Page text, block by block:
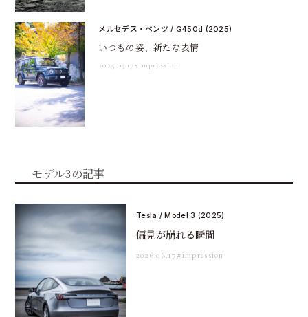
メルセデス・ベンツ / G450d (2025)
いつもの姿、新たな表情
2025.09.17 #impression
モデル3の記事
Tesla / Model 3 (2025)
偏見が崩れる瞬間
2026.06.17#impression